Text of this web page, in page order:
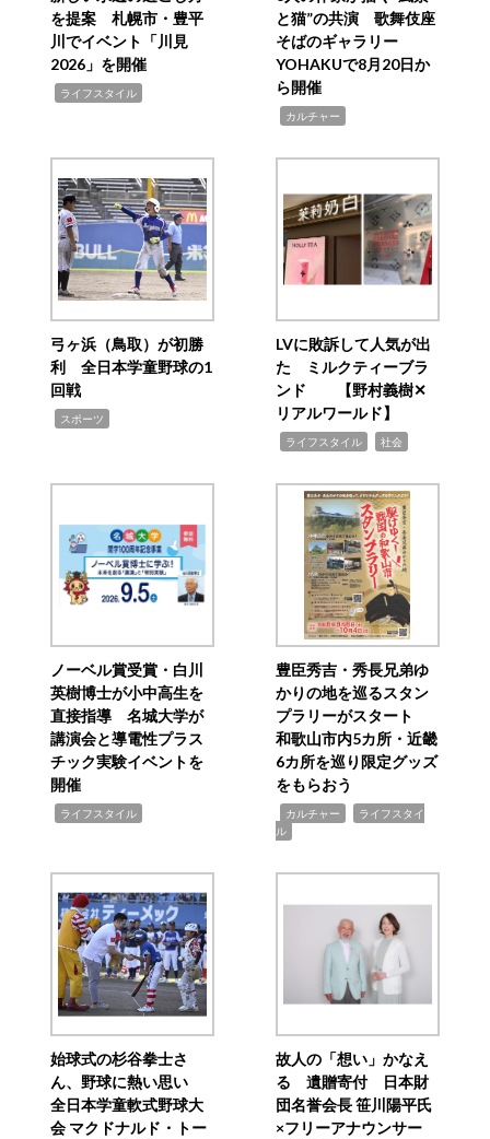
を提案 札幌市・豊平
川でイベント「川見
2026」を開催
ライフスタイル
と猫”の共演 歌舞伎座
そばのギャラリー
YOHAKUで8月20日か
ら開催
カルチャー
弓ヶ浜（鳥取）が初勝
利 全日本学童野球の1
回戦
スポーツ
LVに敗訴して人気が出
た ミルクティーブラ
ンド 【野村義樹✕
リアルワールド】
ライフスタイル 社会
ノーベル賞受賞・白川
英樹博士が小中高生を
直接指導 名城大学が
講演会と導電性プラス
チック実験イベントを
開催
ライフスタイル
豊臣秀吉・秀長兄弟ゆ
かりの地を巡るスタン
プラリーがスタート
和歌山市内5カ所・近畿
6カ所を巡り限定グッズ
をもらおう
カルチャー
ライフスタイ
ル
始球式の杉谷拳士さ
ん、野球に熱い思い
全日本学童軟式野球大
会 マクドナルド・トー
故人の「想い」かなえ
る 遺贈寄付 日本財
団名誉会長 笹川陽平氏
×フリーアナウンサー